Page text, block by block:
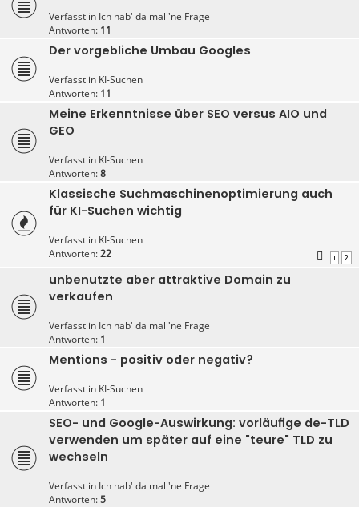
Verfasst in Ich hab' da mal 'ne Frage
Antworten: 11
Der vorgebliche Umbau Googles
Verfasst in KI-Suchen
Antworten: 11
Meine Erkenntnisse über SEO versus AIO und
GEO
Verfasst in KI-Suchen
Antworten:8
Klassische Suchmaschinenoptimierung auch
für KI-Suchen wichtig
Verfasst in KI-Suchen
Antworten:22 1 2
unbenutzte aber attraktive Domain zu
verkaufen
Verfasst in Ich hab' da mal 'ne Frage
Antworten: 1
Mentions - positiv oder negativ?
Verfasst in KI-Suchen
Antworten: 1
SEO- und Google-Auswirkung: vorläufige de-TLD
verwenden um später auf eine "teure" TLD zu
wechseln
Verfasst in Ich hab' da mal 'ne Frage
Antworten:5